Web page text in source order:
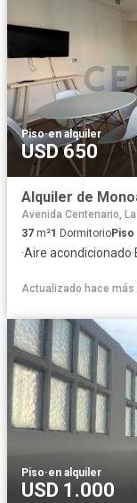
Piso·en alquiler
USD 650
Alquiler de
Avenida Centenario,
37 m²1 DormitorioPiso
·Aire acondicionado·
Actualizado hace más
Piso·en alquiler
USD 1.000